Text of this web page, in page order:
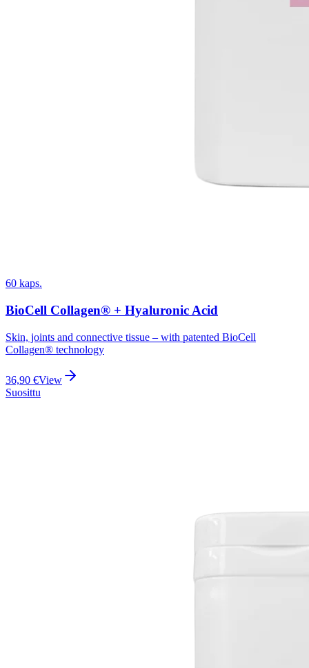
60 kaps.
BioCell Collagen® + Hyaluronic Acid
Skin, joints and connective tissue – with patented BioCell
Collagen® technology
36,90 €View
Suosittu